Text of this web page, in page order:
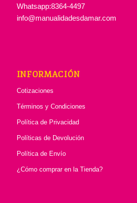
Whatsapp:8364-4497
info@manualidadesdamar.com
INFORMACIÓN
Cotizaciones
Términos y Condiciones
Política de Privacidad
Políticas de Devolución
Política de Envío
¿Cómo comprar en la Tienda?